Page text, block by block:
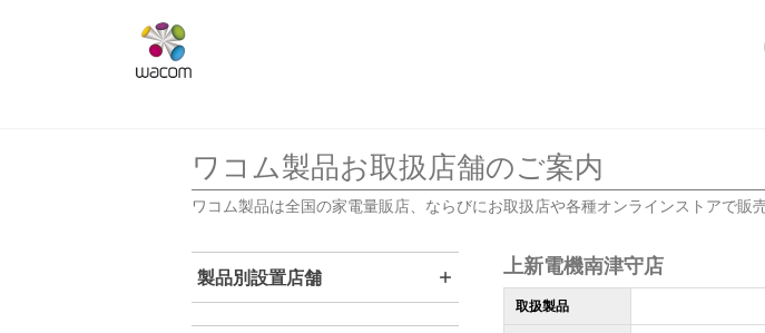
ワコム製品お取扱店舗のご案内
ワコム製品は全国の家電量販店、ならびにお取扱店や各種オンラインストアで販
上新電機南津守店
取扱製品
製品別設置店舗